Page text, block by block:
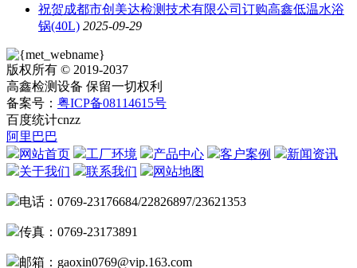
祝贺成都市创美达检测技术有限公司订购高鑫低温水浴
锅(40L) 2025-09-29
版权所有 © 2019-2037
高鑫检测设备 保留一切权利
备案号： 粤ICP备08114615号
百度统计cnzz
阿里巴巴
网站首页
工厂环境 产品中心 客户案例
新闻资讯
关于我们
联系我们 网站地图
电话：0769-23176684/22826897/23621353
传真：0769-23173891
邮箱：gaoxin0769@vip.163.com